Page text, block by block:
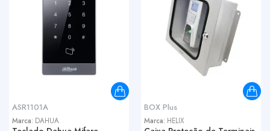
ASR1101A
Marca: DAHUA
BOX Plus
Marca: HELIX